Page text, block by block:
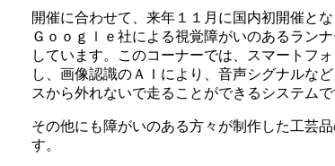
開催に合わせて、来年１１月に国内初開催と
Ｇｏｏｇｌｅ社による視覚障がいのあるラン
しています。このコーナーでは、スマートフ
し、画像認識のＡＩにより、音声シグナルな
スから外れないで走ることができるシステムで
その他にも障がいのある方々が制作した工芸
す。